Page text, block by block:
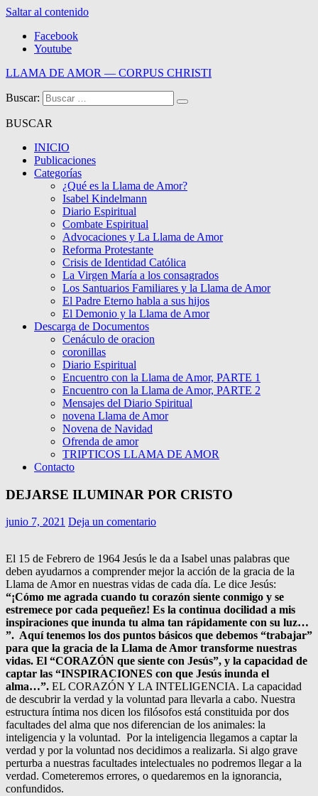
Saltar al contenido
Facebook
Youtube
LLAMA DE AMOR — CORPUS CHRISTI
Blog de la Llama de Amor
Buscar:
BUSCAR
INICIO
Publicaciones
Categorías
¿Qué es la Llama de Amor?
Isabel Kindelmann
Diario Espiritual
Combate Espiritual
Advocaciones y La Llama de Amor
Reforma Protestante
Crisis de Identidad Católica
La Virgen María a los consagrados
Los Santuarios Familiares y la Llama de Amor
El Padre Eterno habla a sus hijos
El Demonio y la Llama de Amor
Descarga de Documentos
Cenáculo de oracion
coronillas
Diario Espiritual
Encuentro con la Llama de Amor, PARTE 1
Encuentro con la Llama de Amor, PARTE 2
Mensajes del Diario Spiritual
novena Llama de Amor
Novena de Navidad
Ofrenda de amor
TRIPTICOS LLAMA DE AMOR
Contacto
DEJARSE ILUMINAR POR CRISTO
junio 7, 2021 Deja un comentario
El 15 de Febrero de 1964 Jesús le da a Isabel unas palabras que
deben ayudarnos a comprender mejor la acción de la gracia de la
Llama de Amor en nuestras vidas de cada día. Le dice Jesús:
“¡Cómo me agrada cuando tu corazón siente conmigo y se
estremece por cada pequeñez! Es la continua docilidad a mis
inspiraciones que inunda tu alma tan rápidamente con su luz…
”. Aquí tenemos los dos puntos básicos que debemos “trabajar”
para que la gracia de la Llama de Amor transforme nuestras
vidas. El “CORAZÓN que siente con Jesús”, y la capacidad de
captar las “INSPIRACIONES con que Jesús inunda el
alma…”. EL CORAZÓN Y LA INTELIGENCIA. La capacidad
de descubrir la verdad y la voluntad para llevarla a cabo. Nuestra
estructura íntima nos dicen los filósofos está constituida por dos
facultades del alma que nos diferencian de los animales: la
inteligencia y la voluntad. Por la inteligencia llegamos a captar la
verdad y por la voluntad nos decidimos a realizarla. Si algo grave
perturba a nuestras facultades intelectuales no podremos llegar a la
verdad. Cometeremos errores, o quedaremos en la ignorancia,
confundidos.